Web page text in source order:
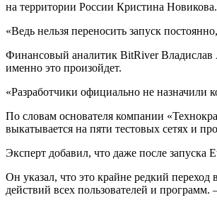
на территории России Кристина Новикова.
«Ведь нельзя переносить запуск
Финансовый аналитик BitRiver Владислав
именно это произойдет.
«Разработчики официально не назначили
По словам основателя компании
выкатывается на пяти тестовых сетях и
Эксперт добавил, что даже после запуска
Он указал, что это крайне редкий
действий всех пользователей и